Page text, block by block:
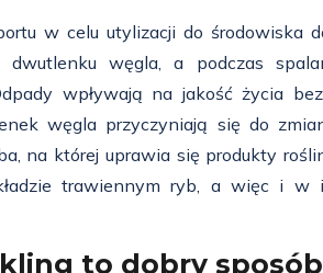
w celu utylizacji do środowiska
dwutlenku węgla, a podczas
wpływają na jakość życia
węgla przyczyniają się do
na której uprawia się produkty
trawiennym ryb, a więc i w
to dobry